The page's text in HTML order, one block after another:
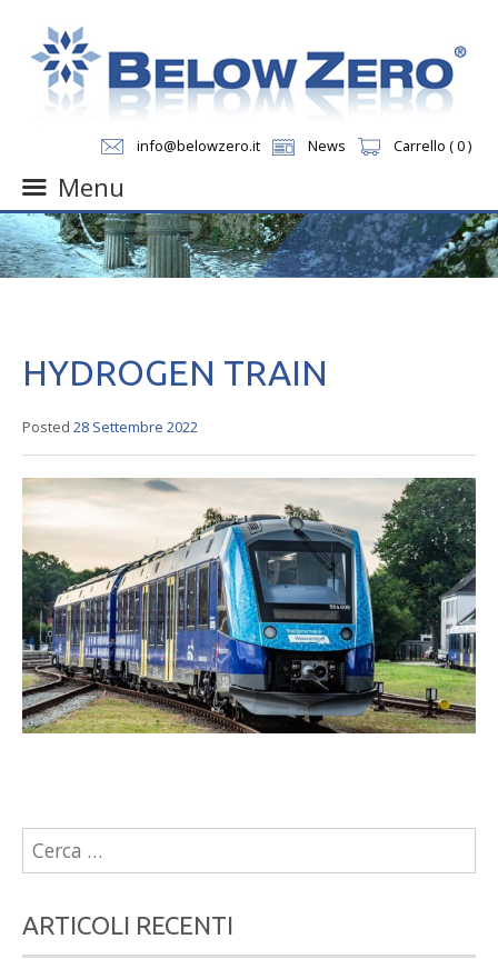
info@belowzero.it News Carrello ( 0 )
Menu
Skip
to
content
HYDROGEN TRAIN
Posted 28 Settembre 2022
per:
ARTICOLI RECENTI